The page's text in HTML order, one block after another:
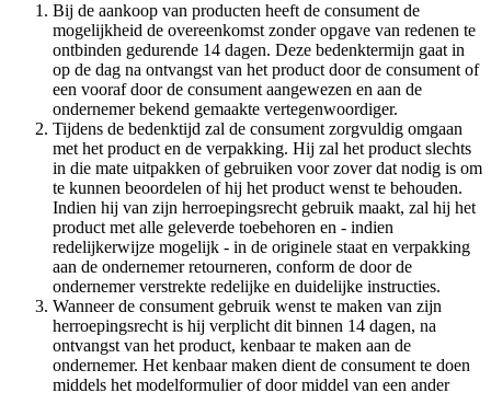
Bij de aankoop van producten heeft de consument de
mogelijkheid de overeenkomst zonder opgave van redenen te
ontbinden gedurende 14 dagen. Deze bedenktermijn gaat in
op de dag na ontvangst van het product door de consument of
een vooraf door de consument aangewezen en aan de
ondernemer bekend gemaakte vertegenwoordiger.
Tijdens de bedenktijd zal de consument zorgvuldig omgaan
met het product en de verpakking. Hij zal het product slechts
in die mate uitpakken of gebruiken voor zover dat nodig is om
te kunnen beoordelen of hij het product wenst te behouden.
Indien hij van zijn herroepingsrecht gebruik maakt, zal hij het
product met alle geleverde toebehoren en - indien
redelijkerwijze mogelijk - in de originele staat en verpakking
aan de ondernemer retourneren, conform de door de
ondernemer verstrekte redelijke en duidelijke instructies.
Wanneer de consument gebruik wenst te maken van zijn
herroepingsrecht is hij verplicht dit binnen 14 dagen, na
ontvangst van het product, kenbaar te maken aan de
ondernemer. Het kenbaar maken dient de consument te doen
middels het modelformulier of door middel van een ander